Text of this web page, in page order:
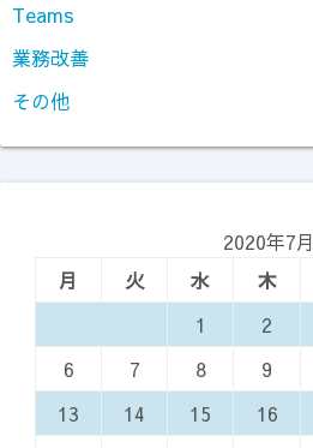
Teams
業務改善
その他
2020年7月
月
火 水 木
1
2
6
7 8 9
13
14 15 16